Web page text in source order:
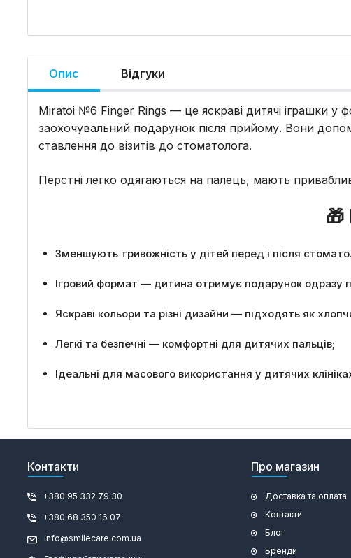
Опис Відгуки
Miratoi №6 Finger Rings — це яскраві дитячі іграшки у
заохочувальний подарунок після прийому. Вони
ставлення до візитів до стоматолога.
Перстні легко одягаються на палець, мають
🎁
Зменшують тривожність у дітей перед і після
Ігровий формат — дитина отримує подарунок одразу
Яскраві кольори та різні дизайни — підходять як
Легкі та безпечні — комфортні для дитячих пальців;
Ідеальні для масового використання у дитячих
Контакти
+380 95 332 79 30
+380 68 350 16 07
info@smilecare.com.ua
Про магазин
Доставка та оплата
Контакти
Блог
Бренди